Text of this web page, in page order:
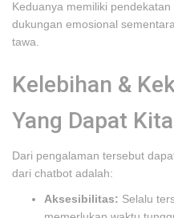
Keduanya memiliki
dukungan emosional
tawa.
Kelebihan &
Yang Dapat
Dari pengalaman tersebut
dari chatbot adalah:
Aksesibilitas: Selalu